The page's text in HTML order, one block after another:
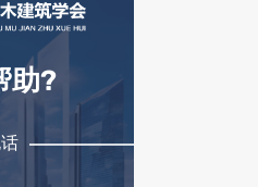
助?